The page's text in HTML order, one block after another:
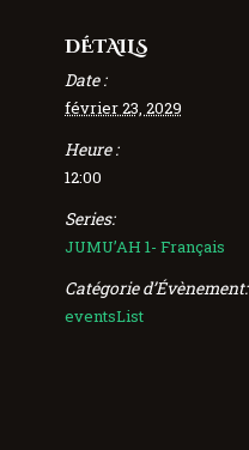
DÉTAILS
Date :
février 23, 2029
Heure :
12:00
Series:
JUMU’AH 1- Français
Catégorie d’Évènement:
eventsList